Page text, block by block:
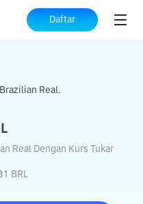
Daftar
ke BRL
Real.
Real Dengan Kurs Tukar
BRL